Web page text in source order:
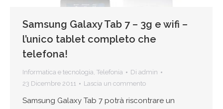
Samsung Galaxy Tab 7 – 3g e wifi –
l’unico tablet completo che
telefona!
Informatica e tecnologia, Telefonia Di admin
23 Dicembre 2011
Lascia un commento
Samsung Galaxy Tab 7 potrà riscontrare un